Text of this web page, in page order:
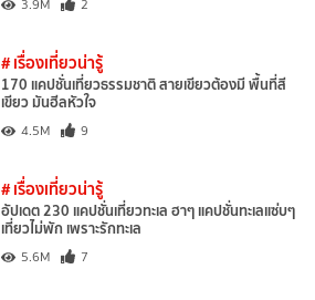
3.9M 2
# เรื่องเที่ยวน่ารู้
170 แคปชั่นเที่ยวธรรมชาติ สายเขียวต้องมี พื้นที่สี
เขียว มันฮีลหัวใจ
4.5M 9
# เรื่องเที่ยวน่ารู้
อัปเดต 230 แคปชั่นเที่ยวทะเล ฮาๆ แคปชั่นทะเลแซ่บๆ
เที่ยวไม่พัก เพราะรักทะเล
5.6M 7